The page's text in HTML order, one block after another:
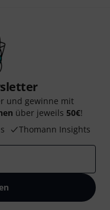
und gewinne mit
über jeweils 50€!
Thomann Insights